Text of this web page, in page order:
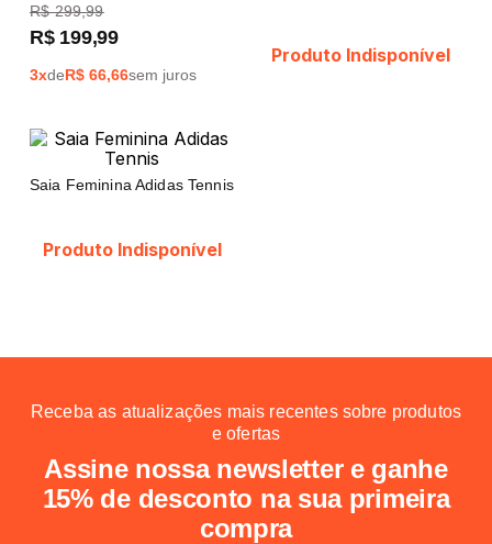
R$ 299,99
R$ 199,99
3xdeR$ 66,66sem juros
Produto Indisponível
Saia Feminina Adidas Tennis
Produto Indisponível
Receba as atualizações mais recentes sobre produtos
e ofertas
Assine nossa newsletter e ganhe
15% de desconto na sua primeira
compra